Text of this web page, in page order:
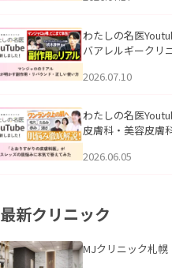
説」を公開いたし
わたしの名医
バアレルギークリ
医師が明かす副作
公開いたしました。
2026.07.10
わたしの名医
皮膚科・美容皮膚
ッズの肌悩みに本
2026.06.05
最新クリニック
MJクリニック札幌